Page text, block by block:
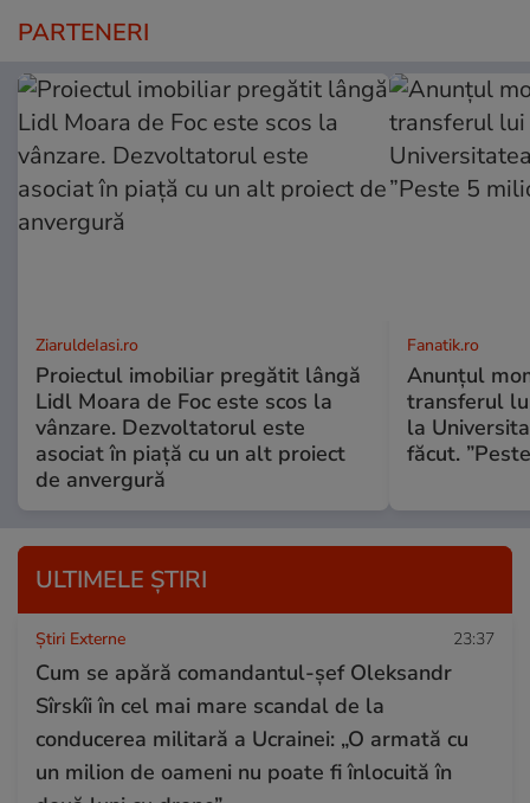
PARTENERI
ZiaruldeIasi.ro
Proiectul imobiliar pregătit lângă
Lidl Moara de Foc este scos la
vânzare. Dezvoltatorul este
asociat în piață cu un alt proiect
de anvergură
Fanatik.ro
Anunțul
transferul
la
făcut.
ULTIMELE ȘTIRI
Știri Externe 23:37
Cum se apără comandantul-șef Oleksandr
Sîrskîi în cel mai mare scandal de la
conducerea militară a Ucrainei: „O armată cu
un milion de oameni nu poate fi înlocuită în